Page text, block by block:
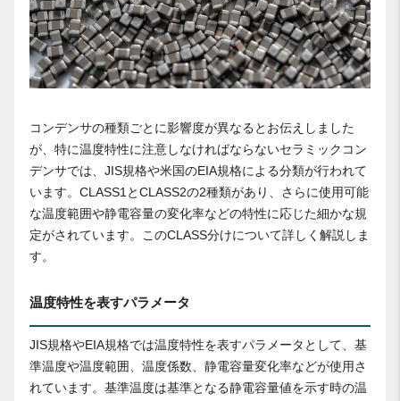
コンデンサの種類ごとに影響度が異なるとお伝えしました
が、特に温度特性に注意しなければならないセラミックコン
デンサでは、JIS規格や米国のEIA規格による分類が行われて
います。CLASS1とCLASS2の2種類があり、さらに使用可能
な温度範囲や静電容量の変化率などの特性に応じた細かな規
定がされています。このCLASS分けについて詳しく解説しま
す。
温度特性を表すパラメータ
JIS規格やEIA規格では温度特性を表すパラメータとして、基
準温度や温度範囲、温度係数、静電容量変化率などが使用さ
れています。基準温度は基準となる静電容量値を示す時の温